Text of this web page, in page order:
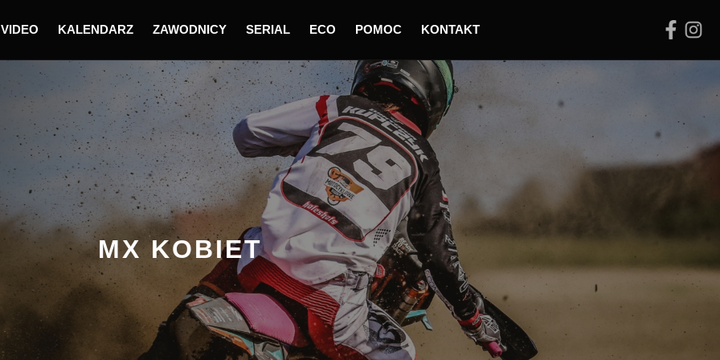
VIDEO KALENDARZ ZAWODNICY SERIAL ECO POMOC KONTAKT
MX KOBIET